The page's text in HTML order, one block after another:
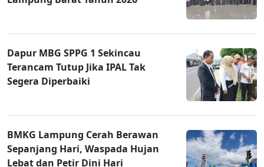
Dapur MBG SPPG 1 Sekincau
Terancam Tutup Jika IPAL Tak
Segera Diperbaiki
BMKG Lampung Cerah Berawan
Sepanjang Hari, Waspada Hujan
Lebat dan Petir Dini Hari